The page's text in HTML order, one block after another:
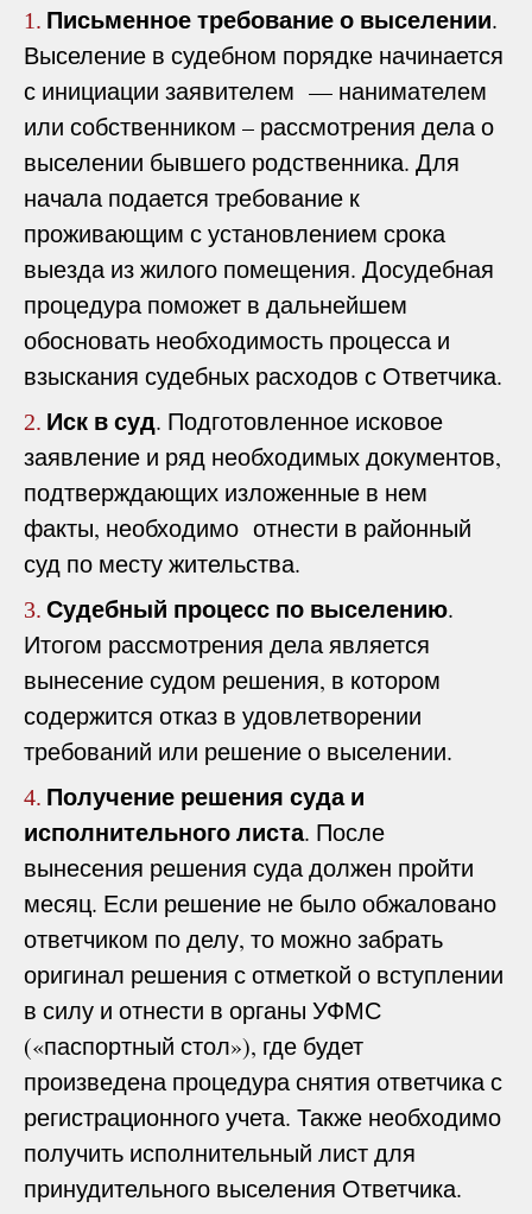
1. Письменное требование о выселении.
Выселение в судебном порядке начинается
с инициации заявителем — нанимателем
или собственником – рассмотрения дела о
выселении бывшего родственника. Для
начала подается требование к
проживающим с установлением срока
выезда из жилого помещения. Досудебная
процедура поможет в дальнейшем
обосновать необходимость процесса и
взыскания судебных расходов с Ответчика.
2. Иск в суд. Подготовленное исковое
заявление и ряд необходимых документов,
подтверждающих изложенные в нем
факты, необходимо отнести в районный
суд по месту жительства.
3. Судебный процесс по выселению.
Итогом рассмотрения дела является
вынесение судом решения, в котором
содержится отказ в удовлетворении
требований или решение о выселении.
4. Получение решения суда и
исполнительного листа. После
вынесения решения суда должен пройти
месяц. Если решение не было обжаловано
ответчиком по делу, то можно забрать
оригинал решения с отметкой о вступлении
в силу и отнести в органы УФМС
(«паспортный стол»), где будет
произведена процедура снятия ответчика с
регистрационного учета. Также необходимо
получить исполнительный лист для
принудительного выселения Ответчика.